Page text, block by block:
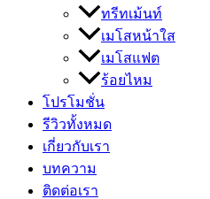
ทรีทเม้นท์
เมโสหน้าใส
เมโสแฟต
ร้อยไหม
โปรโมชั่น
รีวิวทั้งหมด
เกี่ยวกับเรา
บทความ
ติดต่อเรา